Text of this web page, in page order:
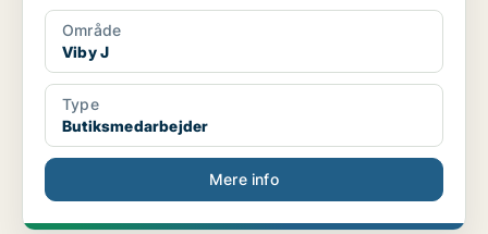
Område
Viby J
Type
Butiksmedarbejder
Mere info